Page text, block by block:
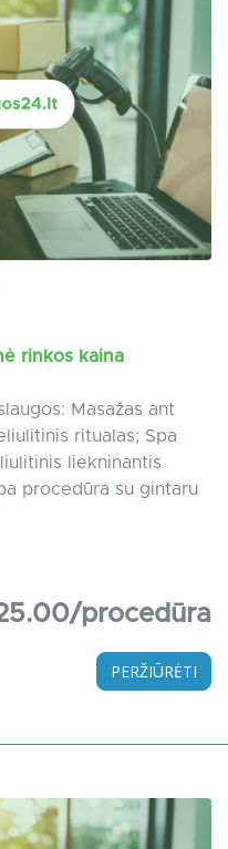
rinkos kaina
Masažas ant
ritualas; Spa
liekninantis
procedūra su gintaru
procedūra
PERŽIŪRĖTI